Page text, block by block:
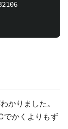
かりました。
でかくよりもず